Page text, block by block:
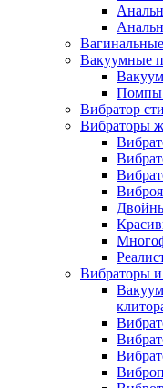
Вакуумные
Помпы
Вибратор
Вибраторы
Вибраторы и